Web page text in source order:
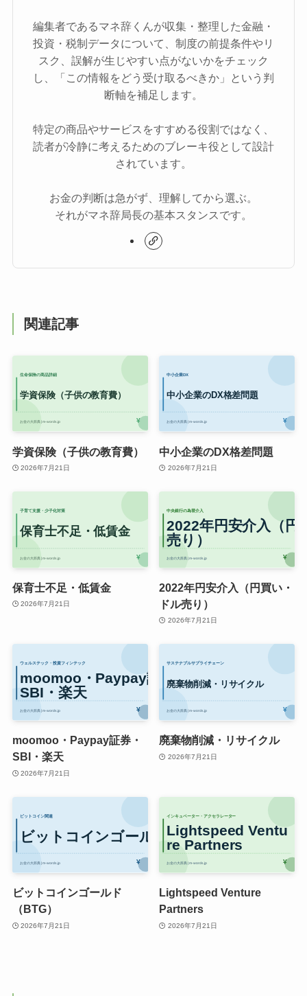
編集者であるマネ辞くんが収集・整理した金融・
投資・税制データについて、制度の前提条件やリ
スク、誤解が生じやすい点がないかをチェック
し、「この情報をどう受け取るべきか」という判
断軸を補足します。
特定の商品やサービスをすすめる役割ではなく、
読者が冷静に考えるためのブレーキ役として設計
されています。
お金の判断は急がず、理解してから選ぶ。
それがマネ辞局長の基本スタンスです。
関連記事
学資保険（子供の教育費）
2026年7月21日
中小企業のDX格差問題
2026年7月21日
保育士不足・低賃金
2026年7月21日
2022年円安介入（円買い・
ドル売り）
2026年7月21日
moomoo・Paypay証券・
SBI・楽天
2026年7月21日
廃棄物削減・リサイクル
2026年7月21日
ビットコインゴールド
（BTG）
2026年7月21日
Lightspeed Venture
Partners
2026年7月21日